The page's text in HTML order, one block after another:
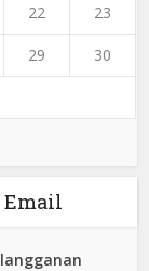
22 23
29 30
Email